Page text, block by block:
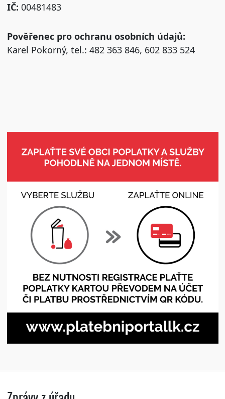
IČ: 00481483
Pověřenec pro ochranu osobních údajů:
Karel Pokorný, tel.: 482 363 846, 602 833 524